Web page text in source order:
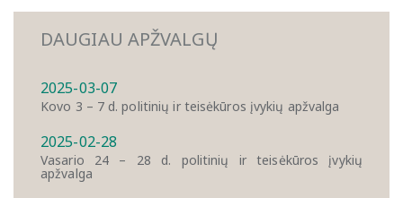
DAUGIAU APŽVALGŲ
2025-03-07
Kovo 3 – 7 d. politinių ir teisėkūros įvykių apžvalga
2025-02-28
Vasario 24 – 28 d. politinių ir teisėkūros įvykių
apžvalga